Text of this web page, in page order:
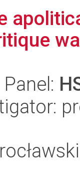
Panel: